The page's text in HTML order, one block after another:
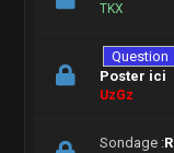
TKX
Question
Poster ici
UzGz
Sondage :